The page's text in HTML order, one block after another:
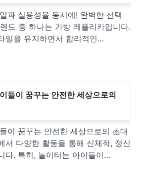
과 실용성을 동시에! 완벽한 선택
드 중 하나는 가방 레플리카입니다.
일을 유지하면서 합리적인…
들이 꿈꾸는 안전한 세상으로의
이 꿈꾸는 안전한 세상으로의 초대
서 다양한 활동을 통해 신체적, 정신
다. 특히, 놀이터는 아이들이…